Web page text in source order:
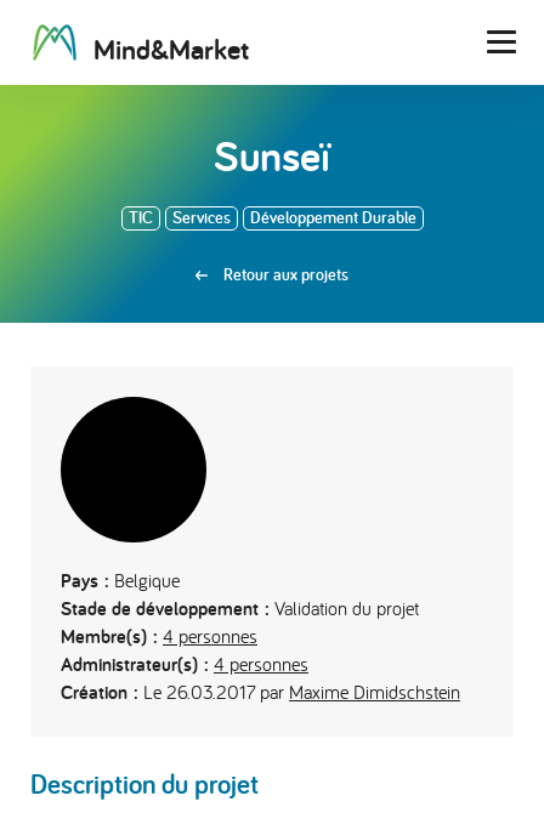
Mind&Market
Sunseï
TIC Services Développement Durable
Retour aux projets
Pays : Belgique
Stade de développement : Validation du projet
Membre(s) : 4 personnes
Administrateur(s) : 4 personnes
Création : Le 26.03.2017 par Maxime Dimidschstein
Description du projet